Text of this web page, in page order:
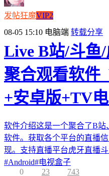
发帖狂魔VIP2
08-05 15:10 电脑端 转载分享
Live B站/斗鱼
聚合观看软件
+安卓版+TV
软件介绍这是一个聚合了B
软件。获取各个平台的直播
现。支持直播平台虎牙直播
#Android#电视盒子
0
23 743